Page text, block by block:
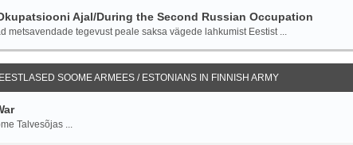
Ajal/During the Second Russian Occupation
metsavendade tegevust peale saksa vägede lahkumist Eestist ...
EESTLASED SOOME ARMEES / ESTONIANS IN FINNISH ARMY
Talvesõjas ...